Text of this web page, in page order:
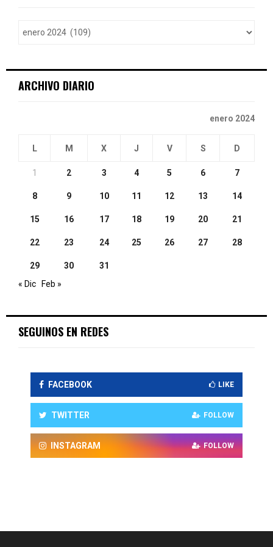
ARCHIVO DIARIO
enero 2024
L M X J V S D
1 2 3 4 5 6 7
8 9 10 11 12 13 14
15 16 17 18 19 20 21
22 23 24 25 26 27 28
29 30
31
« Dic
Feb »
SEGUINOS EN REDES
FACEBOOK LIKE
TWITTER FOLLOW
INSTAGRAM FOLLOW